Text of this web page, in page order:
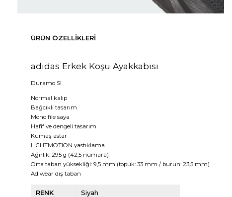
ÜRÜN ÖZELLIKLERI
adidas Erkek Koşu Ayakkabısı
Duramo Sl
Normal kalıp
Bağcıklı tasarım
Mono file saya
Hafif ve dengeli tasarım
Kumaş astar
LIGHTMOTION yastıklama
Ağırlık: 295 g (42,5 numara)
Orta taban yüksekliği: 9,5 mm (topuk: 33 mm / burun: 23,5 mm)
Adiwear dış taban
RENK Siyah